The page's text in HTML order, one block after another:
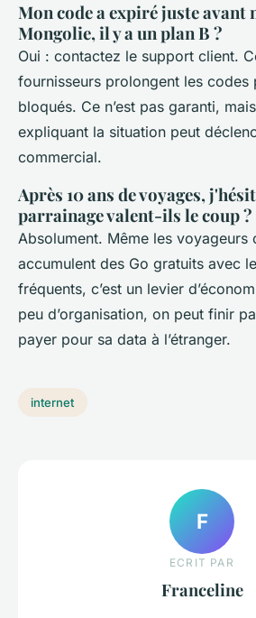
Mon code a expiré juste avant
Mongolie, il y a un plan B ?
Oui : contactez le support client.
fournisseurs prolongent les codes
bloqués. Ce n’est pas garanti,
expliquant la situation peut
commercial.
Après 10 ans de voyages,
parrainage valent-ils le coup ?
Absolument. Même les voyageurs
accumulent des Go gratuits avec
fréquents, c’est un levier
peu d’organisation, on peut finir
payer pour sa data à l’étranger.
internet
F
ECRIT PAR
Franceline